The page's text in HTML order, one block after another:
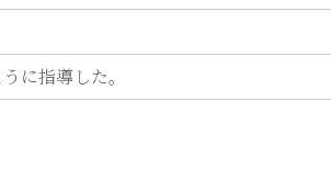
に指導した。